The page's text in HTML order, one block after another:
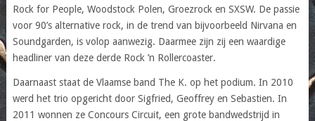
Rock for People, Woodstock Polen, Groezrock en SXSW. De passie
voor 90’s alternative rock, in de trend van bijvoorbeeld Nirvana en
Soundgarden, is volop aanwezig. Daarmee zijn zij een waardige
headliner van deze derde Rock ’n Rollercoaster.
Daarnaast staat de Vlaamse band The K. op het podium. In 2010
werd het trio opgericht door Sigfried, Geoffrey en Sebastien. In
2011 wonnen ze Concours Circuit, een grote bandwedstrijd in